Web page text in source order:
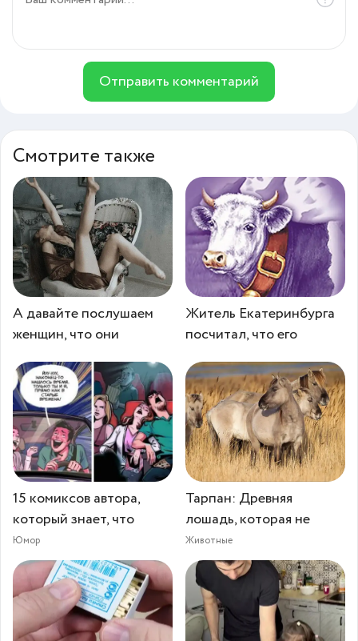
Отправить комментарий
Смотрите также
А давайте послушаем
женщин, что они
Житель Екатеринбурга
посчитал, что его
15 комиксов автора,
который знает, что
Юмор
Тарпан: Древняя
лошадь, которая не
Животные